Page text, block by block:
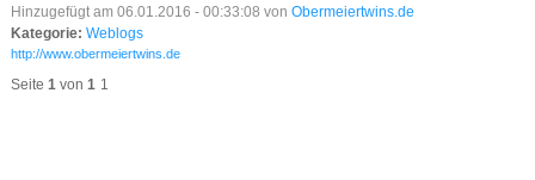
Hinzugefügt am 06.01.2016 - 00:33:08 von Obermeiertwins.de
Kategorie: Weblogs
http://www.obermeiertwins.de
Seite 1 von 1 1